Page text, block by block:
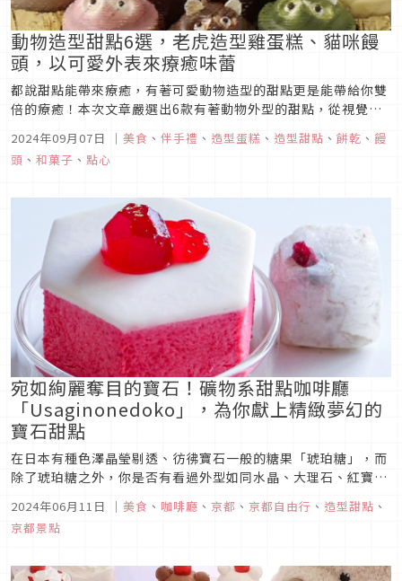
動物造型甜點6選，老虎造型雞蛋糕、貓咪饅
頭，以可愛外表來療癒味蕾
都說甜點能帶來療癒，有著可愛動物造型的甜點更是能帶給你雙
倍的療癒！本次文章嚴選出6款有著動物外型的甜點，從視覺與
2024年09月07日 ｜ 美食 、 伴手禮 、 造型蛋糕 、 造型甜點 、 餅乾 、 饅
頭 、 和菓子 、 點心
宛如絢麗奪目的寶石！礦物系甜點咖啡廳
「Usaginonedoko」，為你獻上精緻夢幻的
寶石甜點
在日本有種色澤晶瑩剔透、彷彿寶石一般的糖果「琥珀糖」，而
除了琥珀糖之外，你是否有看過外型如同水晶、大理石、紅寶石
的話，那就到位於京都的咖啡廳「Usaginonedoko」（ウサギ
ノネドコ）來吧！在這裡你能夠品嘗到各式各樣打造成寶石礦物
2024年06月11日 ｜ 美食 、 咖啡廳 、 京都 、 京都自由行 、 造型甜點 、
京都景點